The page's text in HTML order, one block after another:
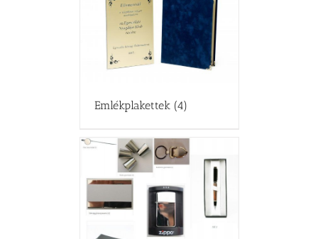
Emlékplakettek (4)